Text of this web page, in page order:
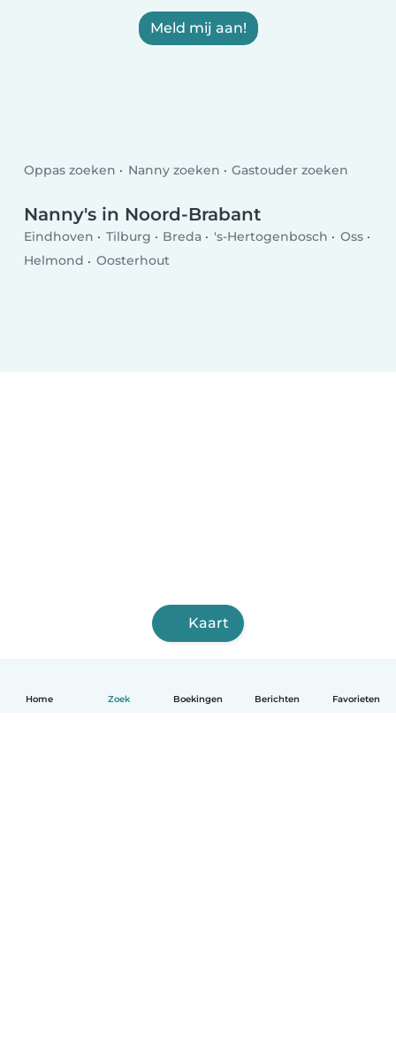
Home Zoek Boekingen Berichten Favorieten
Meld mij aan!
Oppas zoeken Nanny zoeken Gastouder zoeken
Nanny's in Noord-Brabant
Eindhoven Tilburg Breda 's-Hertogenbosch
Oss
Helmond
Oosterhout
Kaart